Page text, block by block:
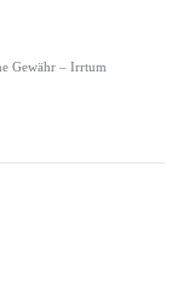
Gewähr – Irrtum